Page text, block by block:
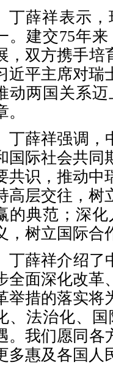
丁薛祥表示
。建交75年
，双方携手培
近平主席对瑞
动两国关系
。
丁薛祥强调，
国际社会共同
共识，推动中
高层交往，树
的典范；深
，树立国际合
丁薛祥介绍了
全面深化改革
举措的落实将
、法治化、
。我们愿同各
多惠及各国人